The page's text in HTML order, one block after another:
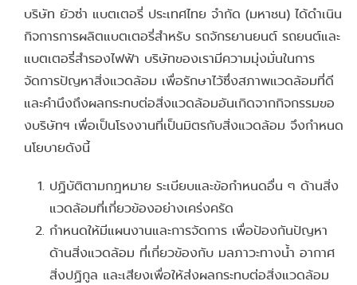
บริษัท ยัวซ่า แบตเตอรี่ ประเทศไทย จํากัด (มหาชน) ได้ดําเนิน
กิจการการผลิตแบตเตอรี่สําหรับ รถจักรยานยนต์ รถยนต์และ
แบตเตอรี่สํารองไฟฟ้า บริษัทของเรามีความมุ่งมั่นในการ
จัดการปัญหาสิ่งแวดล้อม เพื่อรักษาไว้ซึ่งสภาพแวดล้อมที่ดี
และคํานึงถึงผลกระทบต่อสิ่งแวดล้อมอันเกิดจากกิจกรรมขอ
งบริษัทฯ เพื่อเป็นโรงงานที่เป็นมิตรกับสิ่งแวดล้อม จึงกําหนด
นโยบายดังนี้
ปฏิบัติตามกฎหมาย ระเบียบและข้อกําหนดอื่น ๆ ด้านสิ่ง
แวดล้อมที่เกี่ยวข้องอย่างเคร่งครัด
กําหนดให้มีแผนงานและการจัดการ เพื่อป้องกันปัญหา
ด้านสิ่งแวดล้อม ที่เกี่ยวข้องกับ มลภาวะทางน้ํา อากาศ
สิ่งปฏิกูล และเสียงเพื่อให้ส่งผลกระทบต่อสิ่งแวดล้อม